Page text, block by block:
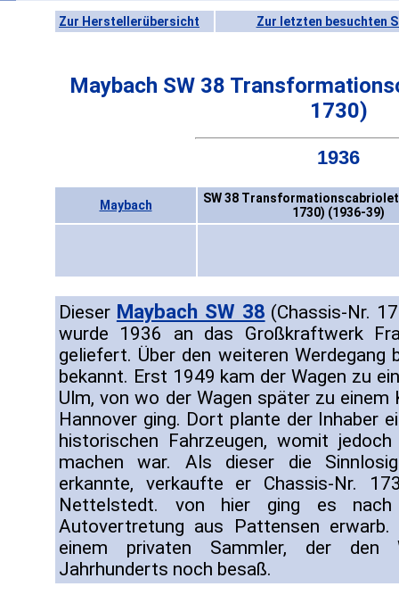
Zur Herstellerübersicht Zur letzten besuchten
Maybach SW 38
1730)
1936
Maybach
SW 38 Transformationscabriolet
1730) (1936-39)
Dieser Maybach SW 38 (Chassis-Nr.
wurde 1936 an das Großkraftwerk
geliefert. Über den weiteren Werdegang
bekannt. Erst 1949 kam der Wagen zu
Ulm, von wo der Wagen später zu einem
Hannover ging. Dort plante der Inhaber
historischen Fahrzeugen, womit
machen war. Als dieser die
erkannte, verkaufte er Chassis-Nr.
Nettelstedt. von hier ging es
Autovertretung aus Pattensen
einem privaten Sammler, der
Jahrhunderts noch besaß.